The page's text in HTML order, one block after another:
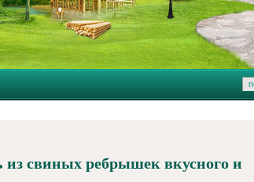
из свиных ребрышек вкусного и